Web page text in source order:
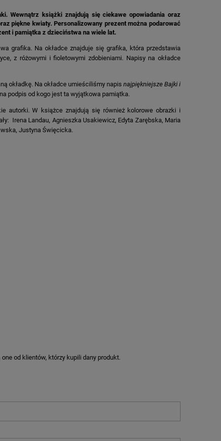
Wewnątrz książki znajdują się ciekawe opowiadania oraz
piękne kwiaty. Personalizowany prezent można podarować
i pamiątka z dzieciństwa na wiele lat.
grafika. Na okładce znajduje się grafika, która przedstawia
z różowymi i fioletowymi zdobieniami. Napisy na okładce
okładkę. Na okładce umieściliśmy napis najpiękniejsze Bajki i
podpis od kogo jest ta wyjątkowa pamiątka.
autorki. W książce znajdują się również kolorowe obrazki i
Irena Landau, Agnieszka Usakiewicz, Edyta Zarębska, Maria
Justyna Święcicka.
od klientów, którzy kupili dany produkt.